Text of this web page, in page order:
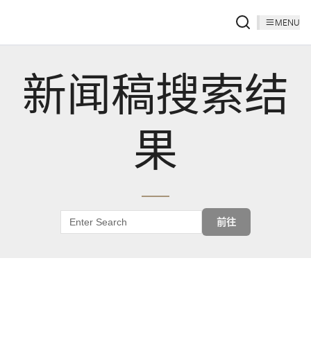
MENU
新闻稿搜索结
果
前往